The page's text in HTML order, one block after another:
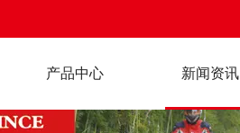
产品中心 新闻资讯